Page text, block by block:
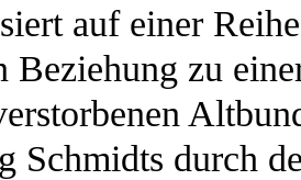
auf einer
Beziehung zu
Schmidts durch